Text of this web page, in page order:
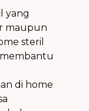
yang
maupun
steril
di home